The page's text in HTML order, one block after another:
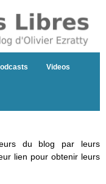
Videos
du blog par leurs
lien pour obtenir leurs